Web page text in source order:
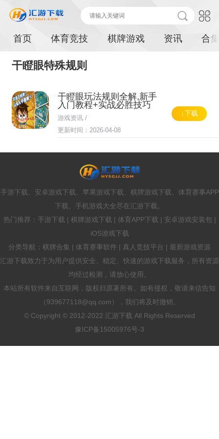
首页 体育竞技 棋牌游戏 资讯 合
干瞪眼特殊规则
干瞪眼玩法规则全解,新手
入门教程+实战必胜技巧
游戏资讯 /
更新时间：2026-04-08
↓下载
手游下载、安卓游戏下载、苹果游戏下载、棋牌游戏下载、体育赛事APP
下载、手机游戏大全尽在汇游下载。
热门推荐：手游下载 | 棋牌游戏下载 | 体育APP下载 | 安卓游戏安装包 |
iOS游戏下载
分类导航：棋牌合集 | 体育赛事软件 | 真人竞技平台 | 最新游戏资源
汇游下载致力于为用户提供安全、稳定、快速的游戏下载服务，所有资源
均经过检测，请放心使用。
本站所有软件来自互联网，版权归原著所有。如有侵权，敬请来信告知
（939677118@qq.com），我们将及时撤销。
© Copyright © 2012-2022 汇游下载 All Rights Reserved
豫ICP备15005976号-3